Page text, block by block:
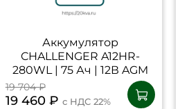
Аккумулятор
CHALLENGER A12HR-
280WL | 75 Ач | 12В AGM
19 704 ₽
19 460 ₽ с НДС 22%